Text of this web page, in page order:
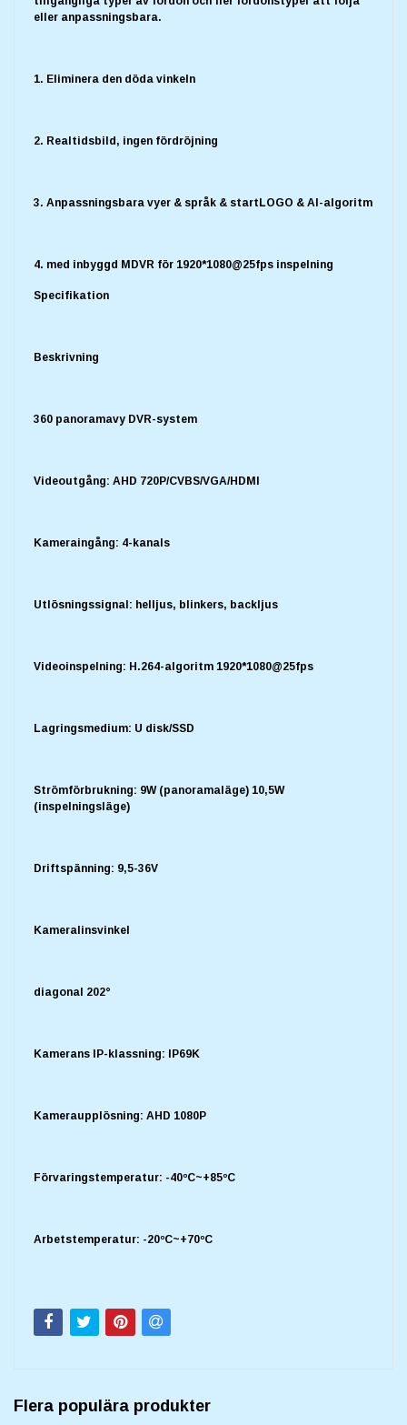
eller anpassningsbara.
1. Eliminera den döda vinkeln
2. Realtidsbild, ingen fördröjning
3. Anpassningsbara vyer & språk & startLOGO & AI-algoritm
4. med inbyggd MDVR för 1920*1080@25fps inspelning
Specifikation
Beskrivning
360 panoramavy DVR-system
Videoutgång: AHD 720P/CVBS/VGA/HDMI
Kameraingång: 4-kanals
Utlösningssignal: helljus, blinkers, backljus
Videoinspelning: H.264-algoritm 1920*1080@25fps
Lagringsmedium: U disk/SSD
Strömförbrukning: 9W (panoramaläge) 10,5W
(inspelningsläge)
Driftspänning: 9,5-36V
Kameralinsvinkel
diagonal 202°
Kamerans IP-klassning: IP69K
Kameraupplösning: AHD 1080P
Förvaringstemperatur: -40ºC~+85ºC
Arbetstemperatur: -20ºC~+70ºC
Flera populära produkter